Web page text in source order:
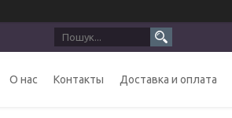
О нас Контакты Доставка и оплата